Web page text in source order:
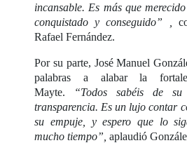
incansable. Es más que
conquistado y conseguido” ,
Rafael Fernández.
Por su parte, José Manuel
palabras a alabar la
Mayte.
“Todos sabéis de
transparencia. Es un lujo contar
su empuje, y espero que lo
mucho tiempo”, aplaudió